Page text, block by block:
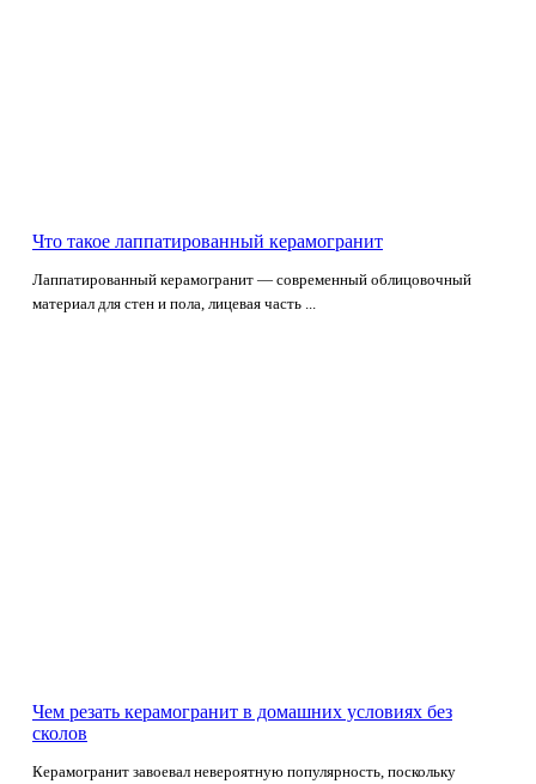
Что такое лаппатированный керамогранит
Лаппатированный керамогранит — современный облицовочный
материал для стен и пола, лицевая часть ...
Чем резать керамогранит в домашних условиях без
сколов
Керамогранит завоевал невероятную популярность, поскольку